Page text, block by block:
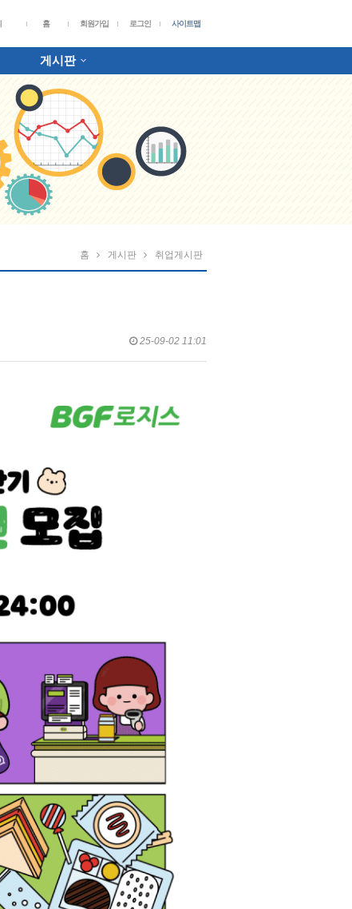
홈 회원가입 로그인 사이트맵
게시판
홈 게시판 취업게시판
25-09-02 11:01